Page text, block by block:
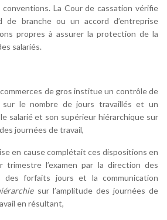
La Cour de cassation vérifie
de branche ou un accord d’entreprise
propres à assurer la protection de la
salariés.
commerces de gros institue un contrôle de
sur le nombre de jours travaillés et un
salarié et son supérieur hiérarchique sur
journées de travail,
en cause complétait ces dispositions en
trimestre l’examen par la direction des
des forfaits jours et la communication
sur l’amplitude des journées de
en résultant,